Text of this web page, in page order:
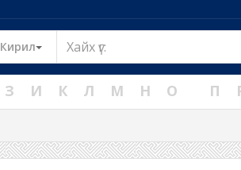
Кирил Toggle Dropdown
З И К Л М Н О П